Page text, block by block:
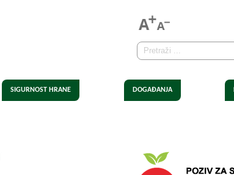
SIGURNOST HRANE DOGAĐANJA